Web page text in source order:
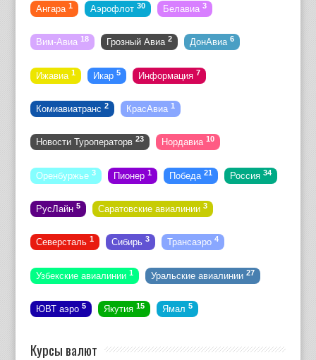
Ангара 1 Аэрофлот 30 Белавиа 3
Вим-Авиа 18 Грозный Авиа 2 ДонАвиа 6
Ижавиа 1 Икар 5 Информация 7
Комиавиатранс 2 КрасАвиа 1
Новости Туроператорв 23 Нордавиа 10
Оренбуржье 3 Пионер 1 Победа 21 Россия 34
РусЛайн 5 Саратовские авиалинии 3
Северсталь 1 Сибирь 3 Трансаэро 4
Узбекские авиалинии 1 Уральские авиалинии 27
ЮВТ аэро 5 Якутия 15 Ямал 5
Курсы валют